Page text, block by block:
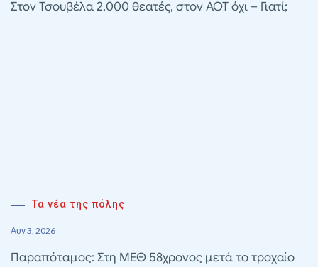
Στον Τσουβέλα 2.000 θεατές, στον ΑΟΤ όχι – Γιατί;
Τα νέα της πόλης
Αυγ 3, 2026
Παραπόταμος: Στη ΜΕΘ 58χρονος μετά το τροχαίο